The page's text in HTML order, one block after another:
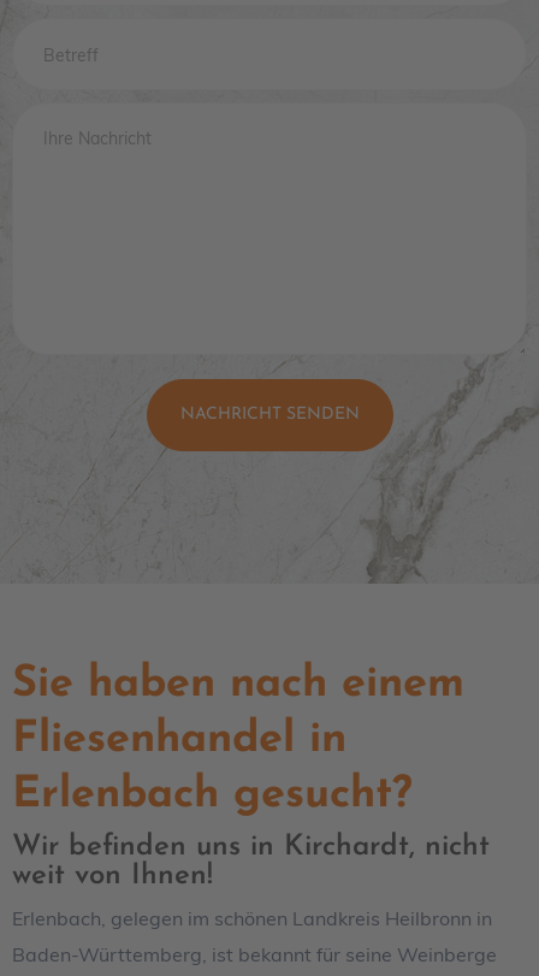
NACHRICHT SENDEN
Sie haben nach einem
Fliesenhandel in
Erlenbach gesucht?
Wir befinden uns in Kirchardt, nicht
weit von Ihnen!
Erlenbach, gelegen im schönen Landkreis Heilbronn in
Baden-Württemberg, ist bekannt für seine Weinberge